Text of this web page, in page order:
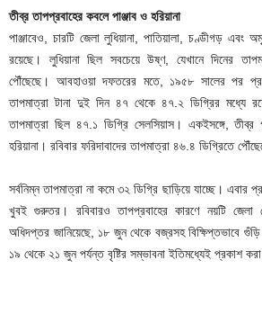
তীব্র তাপপ্রবাহের কবলে পাঞ্জাব ও হরিয়ানা
পাঞ্জাবেও, চারটি জেলা লুধিয়ানা, পাতিয়ালা, চণ্ডীগড় এবং
রয়েছে। লুধিয়ানা ছিল সবচেয়ে উষ্ণ, যেখানে দিনের
পৌঁছেছে। আবহাওয়া দফতরের মতে, ১৯৫৮ সালের পর
তাপমাত্রা টানা দুই দিন ৪৭ থেকে ৪৭.২ ডিগ্রির মধ্যে
তাপমাত্রা ছিল ৪৭.১ ডিগ্রি সেলসিয়াস। একইসঙ্গে, তীব্র
হরিয়ানা। রবিবার ফরিদাবাদের তাপমাত্রা ৪৬.৪ ডিগ্রিতে
সর্বনিম্ন তাপমাত্রা না কমে ৩২ ডিগ্রি ছাড়িয়ে যাচ্ছে। এবার
খুবই গুরুতর। রবিবারও তাপপ্রবাহের কারণে নয়টি
অধিদপ্তর জানিয়েছে, ১৮ জুন থেকে বজ্রসহ বিক্ষিপ্তভাবে
১৯ থেকে ২১ জুন পর্যন্ত বৃষ্টির সম্ভাবনা ইতিমধ্যেই প্রকাশ